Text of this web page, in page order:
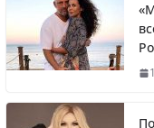
Вера